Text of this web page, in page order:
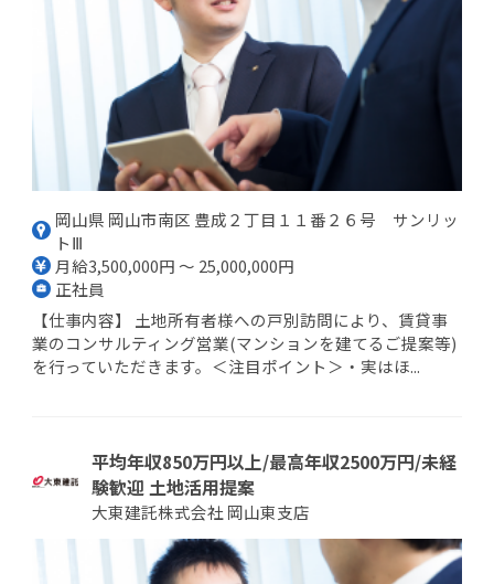
岡山県 岡山市南区 豊成２丁目１１番２６号 サンリッ
トⅢ
月給3,500,000円 ～ 25,000,000円
正社員
【仕事内容】 土地所有者様への戸別訪問により、賃貸事
業のコンサルティング営業(マンションを建てるご提案等)
を行っていただきます。＜注目ポイント＞・実はほ...
平均年収850万円以上/最高年収2500万円/未経
験歓迎 土地活用提案
大東建託株式会社 岡山東支店